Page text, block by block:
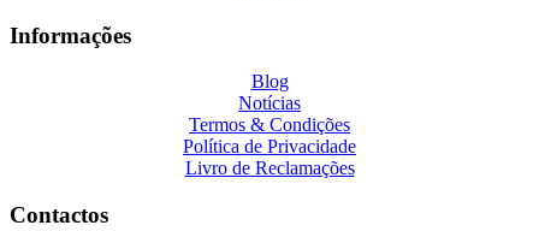
Informações
Blog
Notícias
Termos & Condições
Política de Privacidade
Livro de Reclamações
Contactos